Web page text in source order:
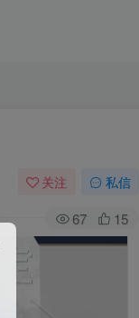
关注 私信
67 15